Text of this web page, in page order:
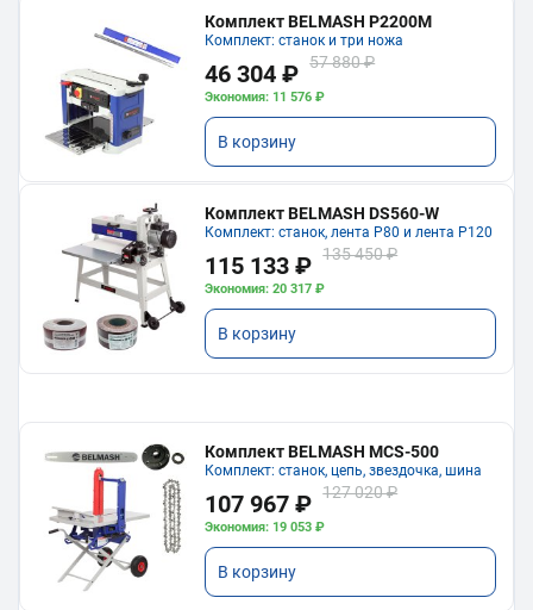
Комплект BELMASH P2200M
Комплект: станок и три ножа
46 304 ₽ 57 880 ₽
Экономия: 11 576 ₽
В корзину
Комплект BELMASH DS560-W
Комплект: станок, лента P80 и лента P120
115 133 ₽ 135 450 ₽
Экономия: 20 317 ₽
В корзину
Комплект BELMASH MCS-500
Комплект: станок, цепь, звездочка, шина
107 967 ₽ 127 020 ₽
Экономия: 19 053 ₽
В корзину